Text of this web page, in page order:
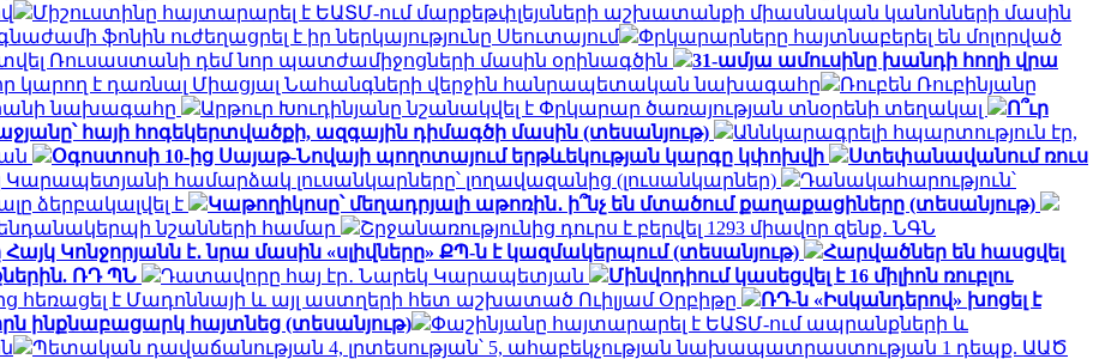
Միշուստինը հայտարարել է ԵԱՏՄ-ում մարքեթփլեյսների աշխատանքի միասնական կանոնների մասին
ֆոնին ուժեղացրել է իր ներկայությունը Սեուտայում
Փրկարարները հայտնաբերել են մոլորված
Ռուսաստանի դեմ նոր պատժամիջոցների մասին օրինագծին
31-ամյա ամուսինը խանդի հողի վրա
կարող է դառնալ Միացյալ Նահանգների վերջին հանրապետական ​​նախագահը
Ռուբեն Ռուբինյանը
նախագահը
Արթուր Խուդինյանը նշանակվել է Փրկարար ծառայության տնօրենի տեղակալ
Ո՞ւր
հայի հոգեկերտվածքի, ազգային դիմագծի մասին (տեսանյութ)
Աննկարագրելի հպարտություն էր,
Օգոստոսի 10-ից Սայաթ-Նովայի պողոտայում երթևեկության կարգը կփոխվի
Ստեփանավանում ռուս
Կարապետյանի համարձակ լուսանկարները՝ լողավազանից (լուսանկարներ)
Դանակահարություն՝
ձերբակալվել է
Կաթողիկոսը՝ մեղադրյալի աթոռին․ ի՞նչ են մտածում քաղաքացիները (տեսանյութ)
նշանների համար
Շրջանառությունից դուրս է բերվել 1293 միավոր զենք․ ՆԳՆ
Կոնջորյանն է․ նրա մասին «սլիվները» ՔՊ-ն է կազմակերպում (տեսանյութ)
Հարվածներ են հասցվել
ՌԴ ՊՆ
Դատավորը հայ էր․ Նարեկ Կարապետյան
Մինվոդիում կասեցվել է 16 միլիոն ռուբլու
հեռացել է Մադոննայի և այլ աստղերի հետ աշխատած Ուիլյամ Օրբիթը
ՌԴ-ն «Իսկանդերով» խոցել է
ինքնաբացարկ հայտնեց (տեսանյութ)
Փաշինյանը հայտարարել է ԵԱՏՄ-ում ապրանքների և
Պետական դավաճանության 4, լրտեսության՝ 5, ահաբեկչության նախապատրաստության 1 դեպք. ԱԱԾ